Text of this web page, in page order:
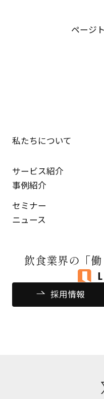
ページ
飲食業界の 「
私たちについて
サービス紹介
事例紹介
セミナー
ニュース
採用情報